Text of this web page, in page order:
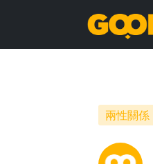
情
兩性關係